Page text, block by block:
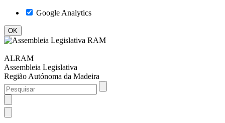
Google Analytics
ALRAM
Assembleia Legislativa
Região Autónoma da Madeira